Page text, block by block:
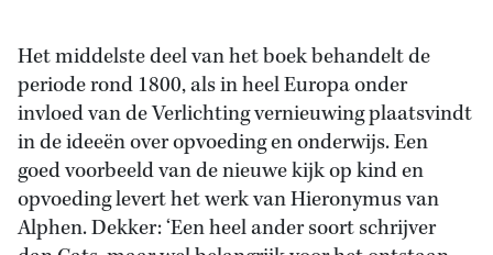
Het middelste deel van het boek behandelt de
periode rond 1800, als in heel Europa onder
invloed van de Verlichting vernieuwing plaatsvindt
in de ideeën over opvoeding en onderwijs. Een
goed voorbeeld van de nieuwe kijk op kind en
opvoeding levert het werk van Hieronymus van
Alphen. Dekker: ‘Een heel ander soort schrijver